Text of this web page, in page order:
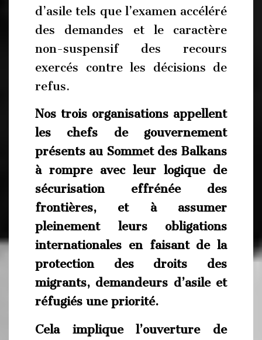
d’asile tels que l’examen accéléré
des demandes et le caractère
non-suspensif des recours
exercés contre les décisions de
refus.
Nos trois organisations appellent
les chefs de gouvernement
présents au Sommet des Balkans
à rompre avec leur logique de
sécurisation effrénée des
frontières, et à assumer
pleinement leurs obligations
internationales en faisant de la
protection des droits des
migrants, demandeurs d’asile et
réfugiés une priorité.
Cela implique l’ouverture de